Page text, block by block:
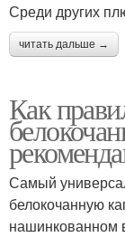
Среди других
читать дальше →
Как
Самый
белокочанную
нашинкованном